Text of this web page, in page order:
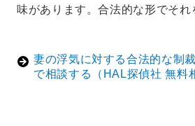
味があります。合法的な形でそれ
妻の浮気に対する合法的な制
で相談する（HAL探偵社 無料